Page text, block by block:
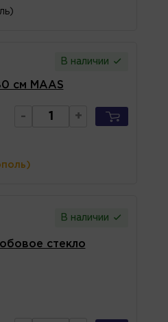
В наличии
см MAAS
- +
В наличии
стекло